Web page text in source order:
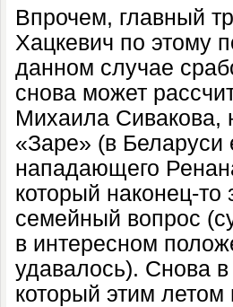
Впрочем, главный
Хацкевич по этому
данном случае
снова может
Михаила Сивакова,
«Заре» (в Беларуси
нападающего
который наконец-
семейный вопрос
в интересном
удавалось). Снова
который этим